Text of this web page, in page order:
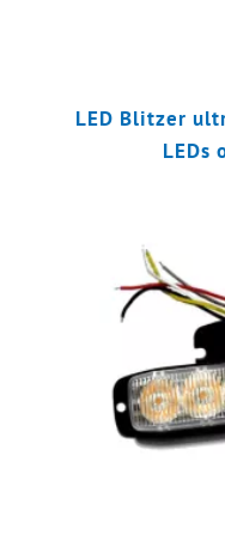
LED Blitzer
LEDs